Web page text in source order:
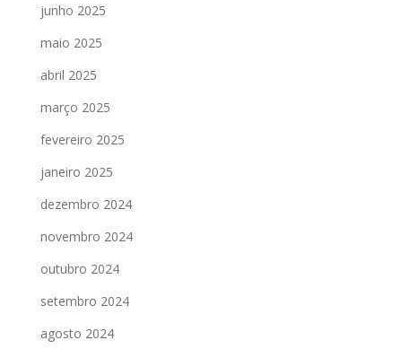
junho 2025
maio 2025
abril 2025
março 2025
fevereiro 2025
janeiro 2025
dezembro 2024
novembro 2024
outubro 2024
setembro 2024
agosto 2024